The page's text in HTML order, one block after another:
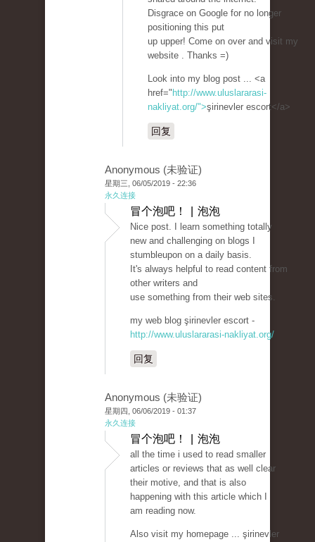
Disgrace on Google for no longer
positioning this put
up upper! Come on over and visit my
website . Thanks =)
Look into my blog post ... <a
href=" http://www.uluslararasi-
nakliyat.org/">şirinevler escort</a>
回复
Anonymous (未验证)
星期三, 06/05/2019 - 22:36
永久连接
冒个泡吧！ | 泡泡
Nice post. I learn something totally
new and challenging on blogs I
stumbleupon on a daily basis.
It's always helpful to read content from
other writers and
use something from their web sites.
my web blog şirinevler escort -
http://www.uluslararasi-nakliyat.org/
回复
Anonymous (未验证)
星期四, 06/06/2019 - 01:37
永久连接
冒个泡吧！ | 泡泡
all the time i used to read smaller
articles or reviews that as well clear
their motive, and that is also
happening with this article which I
am reading now.
Also visit my homepage ... şirinevler